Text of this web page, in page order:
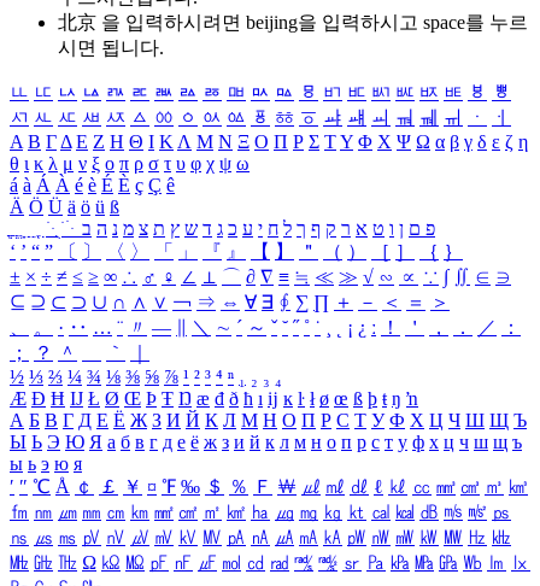
北京 을 입력하시려면 beijing을 입력하시고 space를 누르
시면 됩니다.
ㅥ ㅦ ㅧ ㅨ ㅩ ㅪ ㅫ ㅬ ㅭ ㅮ ㅯ ㅰ ㅱ ㅲ ㅳ ㅴ ㅵ ㅶ ㅷ ㅸ
ㅹ
ㅺ ㅻ ㅼ ㅽ ㅾ ㅿ ㆀ ㆁ ㆂ ㆃ ㆄ ㆅ ㆆ ㆇ ㆈ ㆉ ㆊ ㆋ ㆌ ㆍ
ㆎ
Α Β ΓΔ Ε Ζ Η Θ Ι ΚΛ Μ Ν Ξ Ο Π Ρ Σ ΤΥ Φ Χ Ψ Ω α β γ δ ε ζ η
θ ι κ λ μ ν ξ ο π ρ σ τ υ φ χ ψ ω
á à Á À é è É È ç Ç ê
Ä Ö Ü ä ö ü ß
ִֶֹ ֻּ ׁׂ פ ם ן ו ט א ר ק ף ך ל ח י ע כ ג ד ש ץ ת צ מ נ ה ב
‘ ’ “ ” 〔 〕 〈 〉 「 」 『 』 【 】 ＂ （ ） ［ ］ ｛ ｝
± × ÷ ≠ ≤ ≥ ∞ ∴ ♂ ♀ ∠ ⊥ ⌒ ∂ ∇ ≡ ≒ ≪ ≫ √ ∽ ∝ ∵ ∫ ∬ ∈ ∋
⊆ ⊇ ⊂ ⊃ ∪ ∩ ∧ ∨ ￢ ⇒ ⇔ ∀ ∃ ∮ ∑ ∏ ＋ － ＜ ＝
＞
、
。 · ‥ … ¨ 〃 ― ＼ ∼ ´ ～ ˇ ˘ ˝ ˚ ˙ ¸ ¡ ¿ ː ！ ＇ ， ． ／
：
；
？ ＾ ｀
½ ⅓ ⅔ ¼ ¾ ⅛ ⅜ ⅝ ⅞ ¹ ² ³ ⁴ ⁿ ₁ ₂ ₃ ₄
Æ Ð Ħ Ĳ Ł Ø Œ Þ Ŧ Ŋ æ đ ð ħ ı ĳ ĸ ŀ ł ø œ ß þ ŧ ŋ ŉ
А Б В Г Д Е Ё Ж З И Й К Л М Н О П Р С Т У Ф Х Ц Ч Ш Щ Ъ
Ы Ь Э Ю Я а б в г д е ё ж з и й к л м н о п р с т у ф х ц ч ш щ ъ
ы ь э ю я
′ ″ ℃ Å ￠ ￡ ￥ ¤ ℉ ‰ ＄ ％ Ｆ ￦ ㎕ ㎖ ㎗ ℓ ㎘ ㏄ ㎣ ㎤ ㎥ ㎦
㎙ ㎚ ㎛ ㎜ ㎝ ㎞ ㎟ ㎠ ㎡ ㎢ ㏊ ㎍ ㎎ ㎏ ㏏ ㎈ ㎉ ㏈ ㎧ ㎨ ㎰
㎱ ㎲ ㎳ ㎴ ㎵ ㎶ ㎷ ㎸ ㎹ ㎀ ㎁ ㎂ ㎃ ㎄ ㎺ ㎻ ㎽ ㎾ ㎿ ㎐ ㎑
㎒ ㎓ ㎔ Ω ㏀ ㏁ ㎊ ㎋ ㎌ ㏖ ㏅ ㎭ ㎮ ㎯ ㏛ ㎩ ㎪ ㎫ ㎬ ㏝ ㏐
㏓